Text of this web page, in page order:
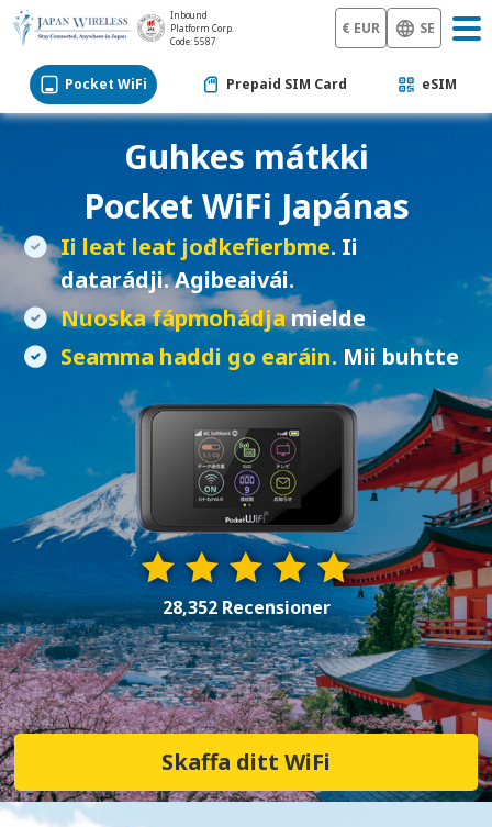
Inbound
Platform Corp.
Code: 5587
€ EUR SE
Pocket WiFi Prepaid SIM Card eSIM
Guhkes mátkki
Pocket WiFi Japánas
Ii leat leat jođkefierbme. Ii
datarádji. Agibeaivái.
Nuoska fápmohádjamielde
Seamma haddi go earáin. Mii buhtte
28,352 Recensioner
Skaffa ditt WiFi